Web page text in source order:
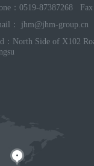
：0519-87387268
： jhm@jhm-group.cn
：North Side of X102